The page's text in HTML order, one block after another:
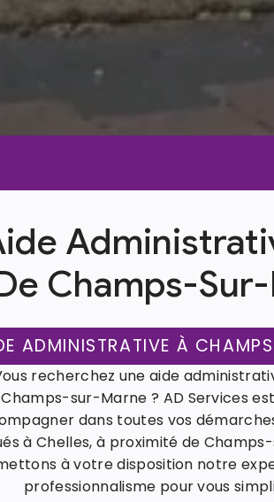
Champs-
ADMINISTRATIVE À
recherchez une aide
Champs-sur-Marne ? AD Services
dans toutes vos
à Chelles, à proximité de
à votre disposition notre
professionnalisme pour vous